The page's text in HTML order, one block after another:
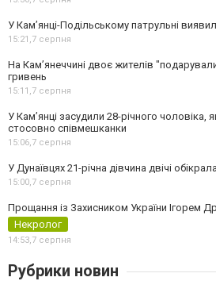
У Кам’янці-Подільському патрульні
15:21,7 серпня
На Камʼянеччині двоє жителів
гривень
15:11,7 серпня
У Камʼянці засудили 28-річного чоловіка,
стосовно співмешканки
15:06,7 серпня
У Дунаївцях 21-річна дівчина двічі
15:00,7 серпня
Прощання із Захисником України Ігорем
Некролог
14:53,7 серпня
Рубрики новин